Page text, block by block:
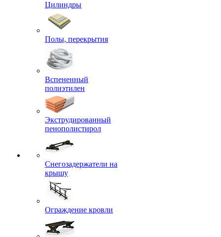
Цилиндры
Полы, перекрытия
Вспененный
полиэтилен
Экструдированный
пенополистирол
Снегозадержатели на
крышу
Ограждение кровли